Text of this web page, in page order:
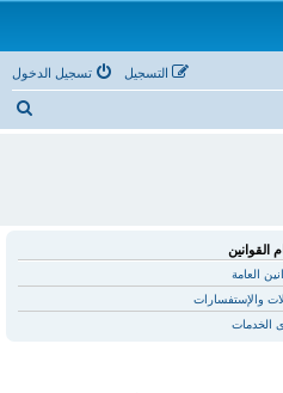
تسجيل الدخول التسجيل
القوانين
العامة
والإستفسارات
الخدمات